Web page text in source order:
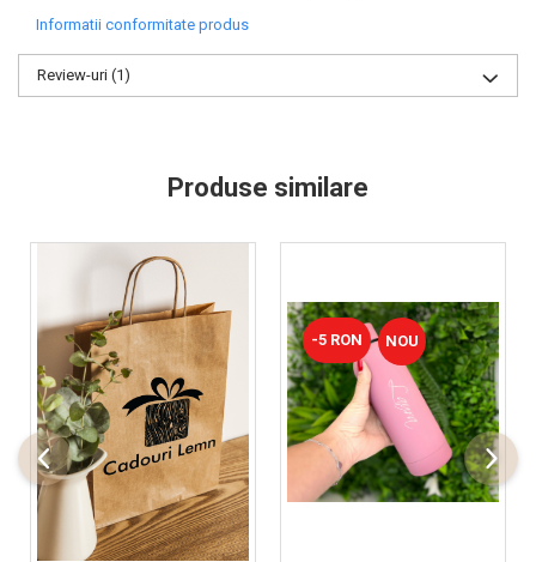
Informatii conformitate produs
Review-uri (1)
Produse similare
-5 RON NOU